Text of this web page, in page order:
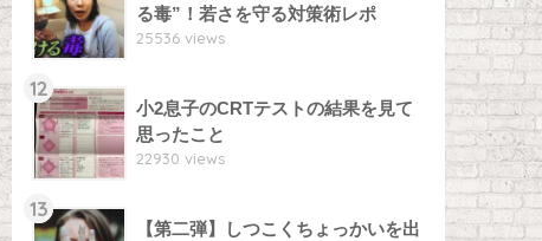
る毒”！若さを守る対策術レポ
25536 views
12
小2息子のCRTテストの結果を見て
思ったこと
22930 views
13
【第二弾】しつこくちょっかいを出